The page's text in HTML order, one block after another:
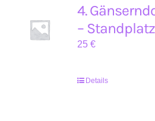
4.
–
25€
Details